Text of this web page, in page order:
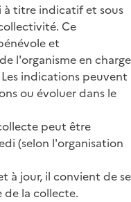
titre indicatif et sous
Ce
et
l'organisme en charge
indications peuvent
ou évoluer dans le
peut être
(selon l'organisation
à jour, il convient de se
de la collecte.